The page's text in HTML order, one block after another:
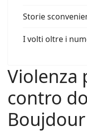
Storie
I volti oltre i
Violenza
contro
Boujdour